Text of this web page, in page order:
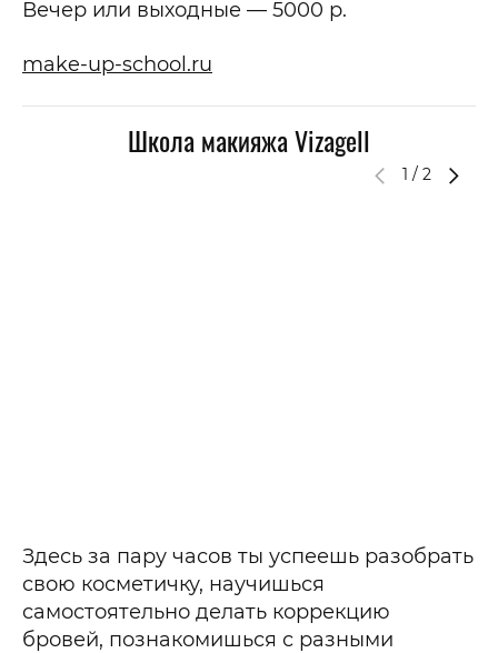
Вечер или выходные — 5000 р.
make-up-school.ru
Школа макияжа Vizagell
1 / 2
Здесь за пару часов ты успеешь разобрать
свою косметичку, научишься
самостоятельно делать коррекцию
бровей, познакомишься с разными